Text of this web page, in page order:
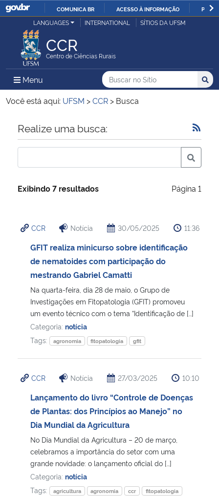
IR
COMUNICA BR ACESSO À INFORMAÇÃO
Ministério da Justiça e Segurança Pública
Ministério da Defesa
Ministério das Relações Exteriores
Ministério da Economia
Ministério da Infraestrutura
Ministério da Cidadania
Ministério de Minas e Energia
Ministério da Ciência, Tecnologia, Inovações e Comunicações
Ministério do Meio Ambiente
Ministério do Turismo
Ministério do Desenvolvimento Regional
Controladoria-Geral da União
Ministério da Mulher, da Família e dos Direitos Humanos
Secretaria-Geral
Secretaria de Governo
LANGUAGES INTERNATIONAL SÍTIOS DA UFSM
CCR
Centro de Ciências Rurais
Menu Menu Principal do Sítio
Busca
Buscar no no Sítio
Busca:
Você está aqui: UFSM >CCR > Busca
Início do conteúdo
Realize uma busca:
Exibindo 7 resultados Página 1
CCR Notícia 30/05/2025 11:36
GFIT realiza minicurso sobre identificação
de nematoides com participação do
mestrando Gabriel Camatti
Na quarta-feira, dia 28 de maio, o Grupo de
Investigações em Fitopatologia (GFIT) promoveu
um evento técnico com o tema “Identificação de […]
Categoria: notícia
Tags:
agronomia fitopatologia gfit
CCR Notícia 27/03/2025 10:10
Lançamento do livro “Controle de Doenças
de Plantas: dos Princípios ao Manejo” no
Dia Mundial da Agricultura
No Dia Mundial da Agricultura – 20 de março,
celebramos a importância do setor com uma
grande novidade: o lançamento oficial do […]
Categoria: notícia
Tags:
agricultura agronomia ccr
fitopatologia